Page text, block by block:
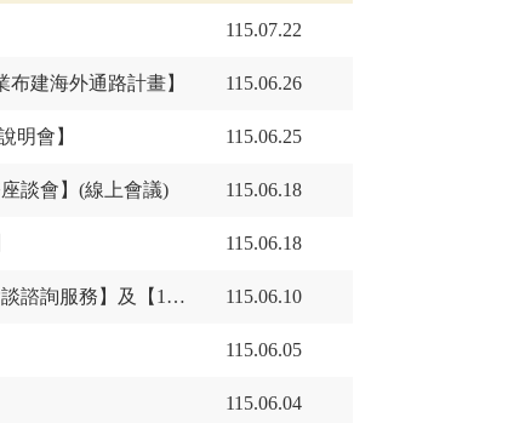
115.07.22
建海外通路計畫】 115.06.26
明會】 115.06.25
談會】(線上會議) 115.06.18
115.06.18
企業基礎資安培訓課程】 115.06.10
115.06.05
115.06.04